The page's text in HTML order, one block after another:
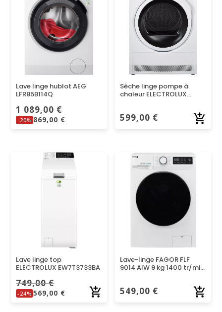
Lave linge hublot AEG
LFR85B114Q
1 089,00€
-20% 869,00 €
Sèche linge pompe à
chaleur ELECTROLUX
599,00 €
Lave linge top
ELECTROLUX EW7T3733BA
749,00€
-24% 569,00 €
Lave-linge FAGOR FLF
9014 AIW 9 kg 1400 tr/min
549,00 €